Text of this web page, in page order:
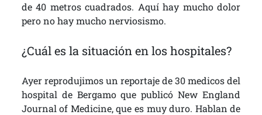
de 40 metros cuadrados. Aquí hay mucho dolor
pero no hay mucho nerviosismo.
¿Cuál es la situación en los hospitales?
Ayer reprodujimos un reportaje de 30 medicos del
hospital de Bergamo que publicó New England
Journal of Medicine, que es muy duro. Hablan de